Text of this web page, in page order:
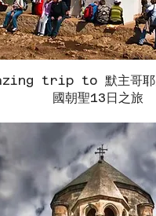
快速瀏覽
trip to 默主哥耶
國朝聖13日之旅